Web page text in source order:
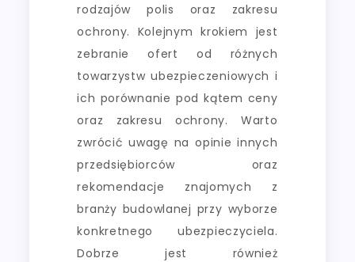
rodzajów polis oraz zakresu
ochrony. Kolejnym krokiem jest
zebranie ofert od różnych
towarzystw ubezpieczeniowych i
ich porównanie pod kątem ceny
oraz zakresu ochrony. Warto
zwrócić uwagę na opinie innych
przedsiębiorców oraz
rekomendacje znajomych z
branży budowlanej przy wyborze
konkretnego ubezpieczyciela.
Dobrze jest również